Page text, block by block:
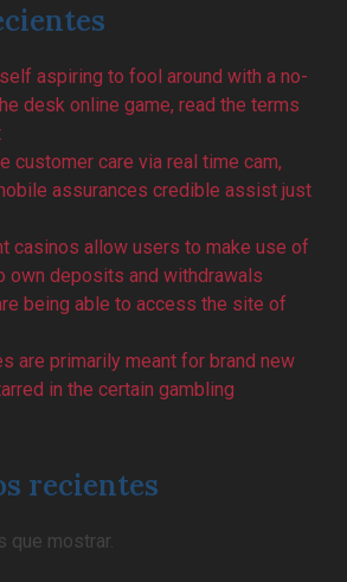
aspiring to fool around with a no-
desk online game, read the terms
customer care via real time cam,
assurances credible assist just
casinos allow users to make use of
own deposits and withdrawals
being able to access the site of
are primarily meant for brand new
in the certain gambling
recientes
que mostrar.